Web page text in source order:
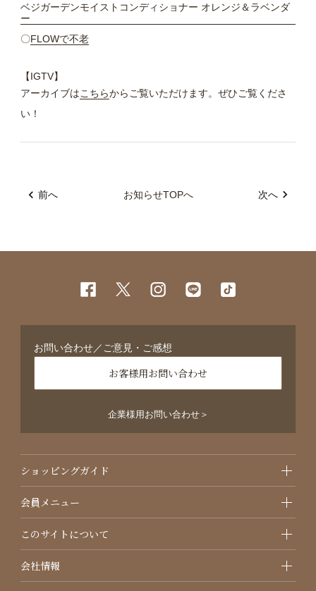
ベジガーデンモイストコンディショナー オレンジ＆ラベンダ
ー
〇FLOWで不老
【IGTV】
アーカイブはこちらからご覧いただけます。ぜひご覧くださ
い！
前へ お知らせTOPへ 次へ
お問い合わせ／ご意見・ご感想
お客様用お問い合わせ
企業様用お問い合わせ＞
ショッピングガイド
会員メニュー
このサイトについて
会社情報